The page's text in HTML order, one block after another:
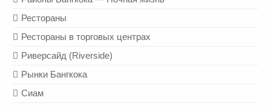
Рестораны
Рестораны в торговых центрах
Риверсайд (Riverside)
Рынки Бангкока
Сиам